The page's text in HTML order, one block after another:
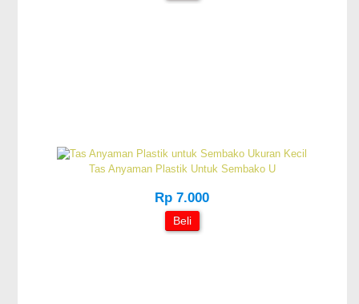
Tas Anyaman Plastik Untuk Sembako U
Rp 7.000
Beli